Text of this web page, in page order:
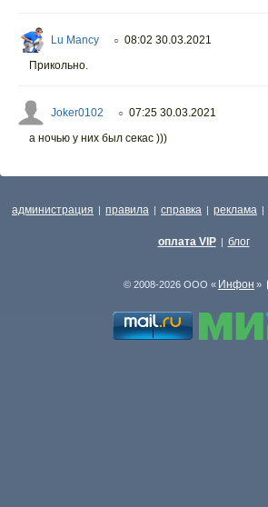
Lu Mancy ○ 08:02 30.03.2021
Прикольно.
Joker0102 ○ 07:25 30.03.2021
а ночью у них был секас )))
администрация | правила | справка | реклама |
оплата VIP | блог
© 2008-2026 ООО « Инфон »